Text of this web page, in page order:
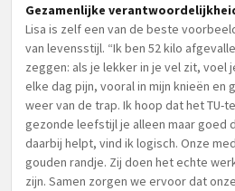
Gezamenlijke
Lisa is zelf een van de beste
van levensstijl. “Ik ben 52 kilo
zeggen: als je lekker in je vel zit, voel
elke dag pijn, vooral in mijn knieën en
weer van de trap. Ik hoop dat het TU-
gezonde leefstijl je alleen maar goed
daarbij helpt, vind ik logisch. Onze
gouden randje. Zij doen het echte
zijn. Samen zorgen we ervoor dat